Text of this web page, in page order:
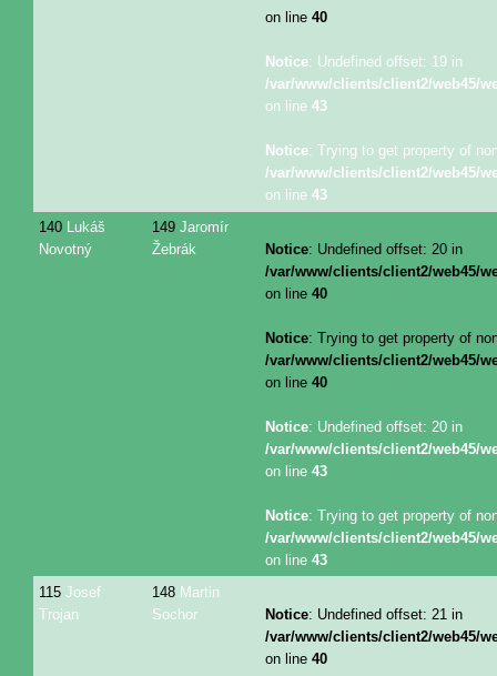
on line 40
Notice: Undefined offset: 19 in
/var/www/clients/client2/web45/
on line 43
Notice: Trying to get property of
/var/www/clients/client2/web45/
on line 43
140 Lukáš
Novotný
149 Jaromír
Žebrák
Notice: Undefined offset: 20 in
/var/www/clients/client2/web45/
on line 40
Notice: Trying to get property of
/var/www/clients/client2/web45/
on line 40
Notice: Undefined offset: 20 in
/var/www/clients/client2/web45/
on line 43
Notice: Trying to get property of
/var/www/clients/client2/web45/
on line 43
115 Josef
Trojan
148 Martin
Sochor
Notice: Undefined offset: 21 in
/var/www/clients/client2/web45/
on line 40